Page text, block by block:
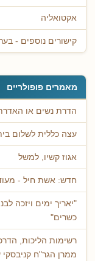
אקטואליה
קישורים נוספים -
מאמרים פופולריים
הדרת נשים או
עצה כללית לשלום
אגוז קשיו, למשל
חדש: אשת חיל -
"יאריך ימים ויזכה
כשרים"
רשימות הליכות,
ממרן הגר"ח